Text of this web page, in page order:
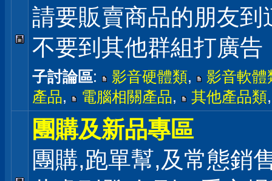
請要販賣商品的朋友到
不要到其他群組打廣告
子討論區: 影音硬體類,
影音軟體
產品, 電腦相關產品, 其他產品類
團購及新品專區
團購,跑單幫,及常態銷